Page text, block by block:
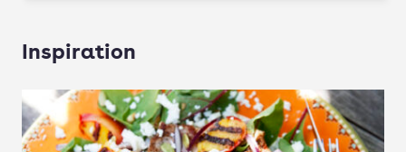
Inspiration